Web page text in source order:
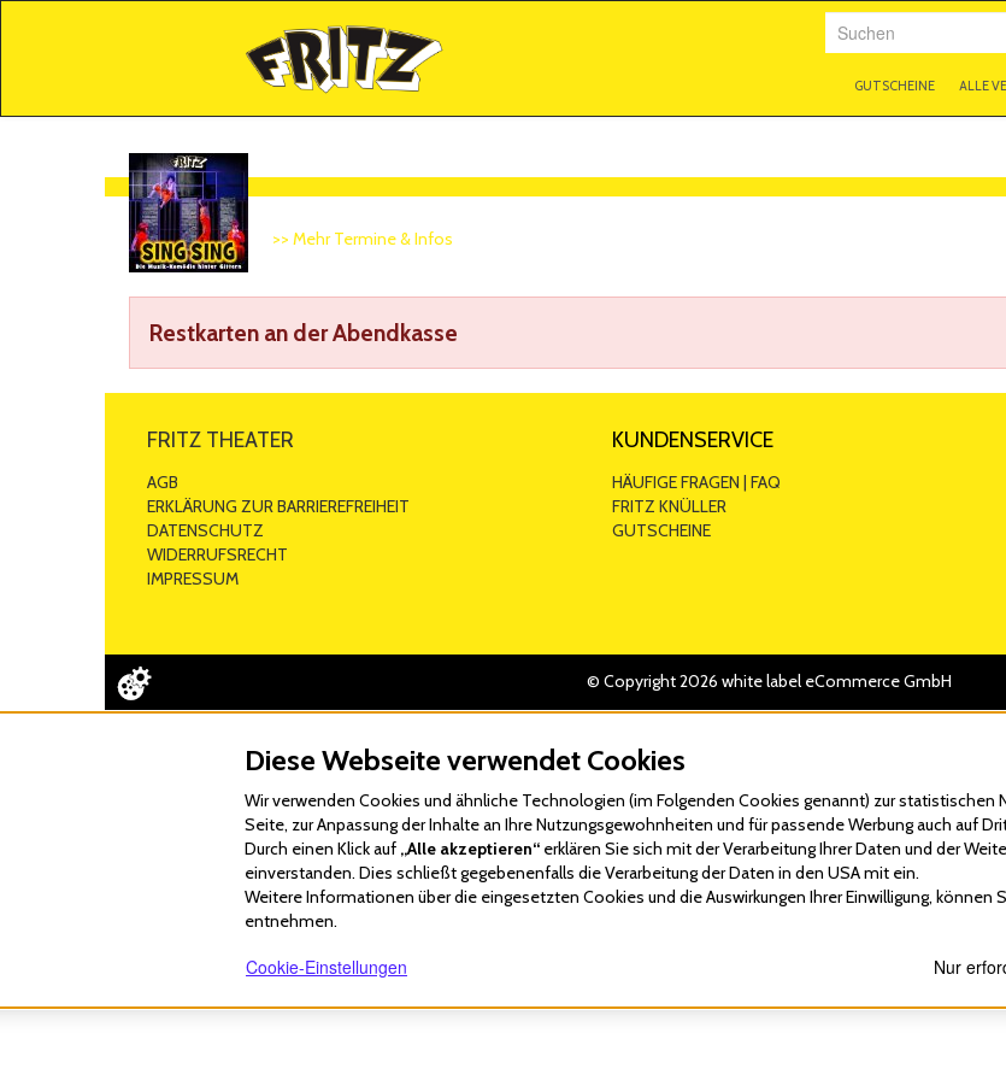
Suchen
GUTSCHEINE ALLE
>> Mehr Termine & Infos
Restkarten an der Abendkasse
FRITZ THEATER
AGB
ERKLÄRUNG ZUR BARRIEREFREIHEIT
DATENSCHUTZ
WIDERRUFSRECHT
IMPRESSUM
KUNDENSERVICE
HÄUFIGE FRAGEN | FAQ
FRITZ KNÜLLER
GUTSCHEINE
© Copyright 2026 white label eCommerce GmbH
Diese Webseite verwendet Cookies
Wir verwenden Cookies und ähnliche Technologien (im Folgenden Cookies genannt) zur statistischen
Seite, zur Anpassung der Inhalte an Ihre Nutzungsgewohnheiten und für passende Werbung auch auf
Durch einen Klick auf „Alle akzeptieren“ erklären Sie sich mit der Verarbeitung Ihrer Daten und der
einverstanden. Dies schließt gegebenenfalls die Verarbeitung der Daten in den USA mit ein.
Weitere Informationen über die eingesetzten Cookies und die Auswirkungen Ihrer Einwilligung, können
entnehmen.
Cookie-Einstellungen Nur